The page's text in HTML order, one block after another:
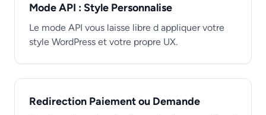
Mode API : Style Personnalise
Le mode API vous laisse libre d appliquer votre
style WordPress et votre propre UX.
Redirection Paiement ou Demande